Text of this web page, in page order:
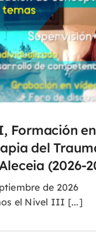
Formación en
del
(2026-
de 2026
comenzamos el Nivel III [...]